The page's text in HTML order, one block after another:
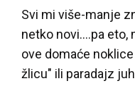
Svi mi više-manje
netko novi….pa eto,
ove domaće
žlicu" ili paradajz